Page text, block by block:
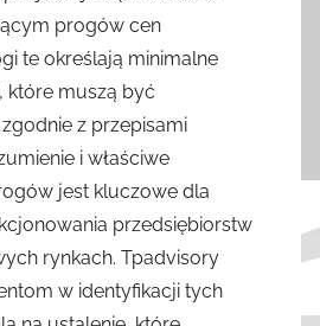
progów cen
te określają minimalne
które muszą być
z przepisami
i właściwe
jest kluczowe dla
przedsiębiorstw
rynkach. Tpadvisory
w identyfikacji tych